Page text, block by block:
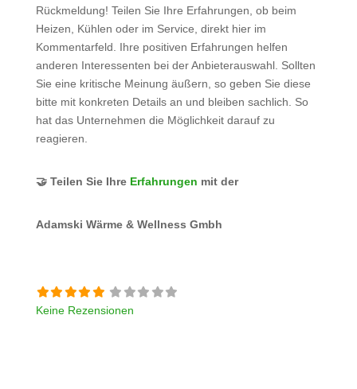
Rückmeldung! Teilen Sie Ihre Erfahrungen, ob beim
Heizen, Kühlen oder im Service, direkt hier im
Kommentarfeld. Ihre positiven Erfahrungen helfen
anderen Interessenten bei der Anbieterauswahl. Sollten
Sie eine kritische Meinung äußern, so geben Sie diese
bitte mit konkreten Details an und bleiben sachlich. So
hat das Unternehmen die Möglichkeit darauf zu
reagieren.
🤝 Teilen Sie Ihre Erfahrungen mit der
Adamski Wärme & Wellness Gmbh
Keine Rezensionen